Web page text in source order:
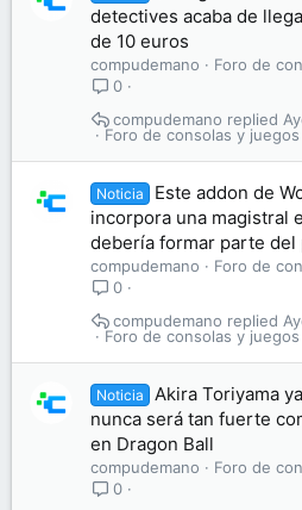
detectives acaba de
de 10 euros
compudemano
Foro de
0
Foro de consolas y juegos
compudemano
Noticia
Este addon de
incorpora una magistral
debería formar parte del
compudemano
Foro de
0
Foro de consolas y juegos
compudemano
Noticia
Akira Toriyama
nunca será tan fuerte
en Dragon Ball
compudemano
Foro de
0